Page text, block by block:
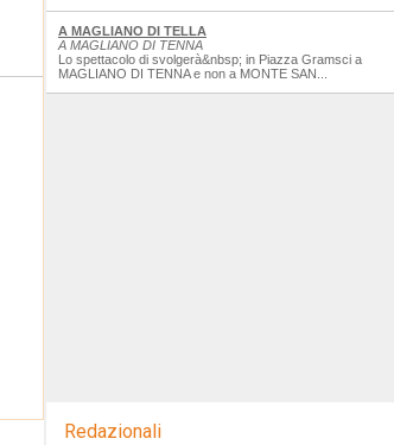
A MAGLIANO DI TELLA
A MAGLIANO DI TENNA
Lo spettacolo di svolgerà&nbsp; in Piazza Gramsci a
MAGLIANO DI TENNA e non a MONTE SAN...
Redazionali